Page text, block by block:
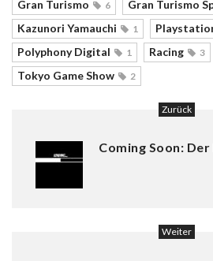
Gran Turismo 6 Gran Turismo
Kazunori Yamauchi 1
Polyphony Digital 1 Racing 3
Tokyo Game Show 2
Zurück
Coming Soon:
Weiter